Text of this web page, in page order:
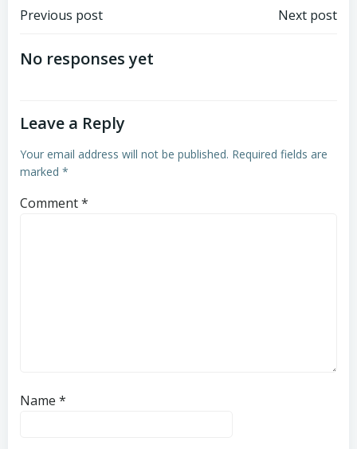
Post
navigation
Previous post Next post
No responses yet
Leave a Reply
Your email address will not be published. Required fields are
marked *
Comment*
Name *